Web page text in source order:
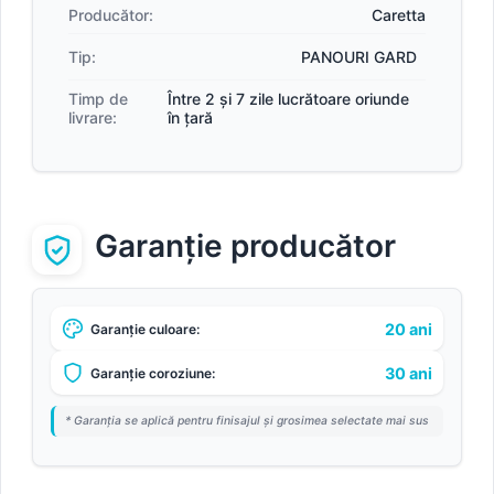
Producător: Caretta
Tip: PANOURI GARD
Timp de
livrare:
Între 2 și 7 zile lucrătoare oriunde
în țară
Garanție producător
Garanție culoare: 20 ani
Garanție coroziune: 30 ani
* Garanția se aplică pentru finisajul și grosimea selectate mai sus